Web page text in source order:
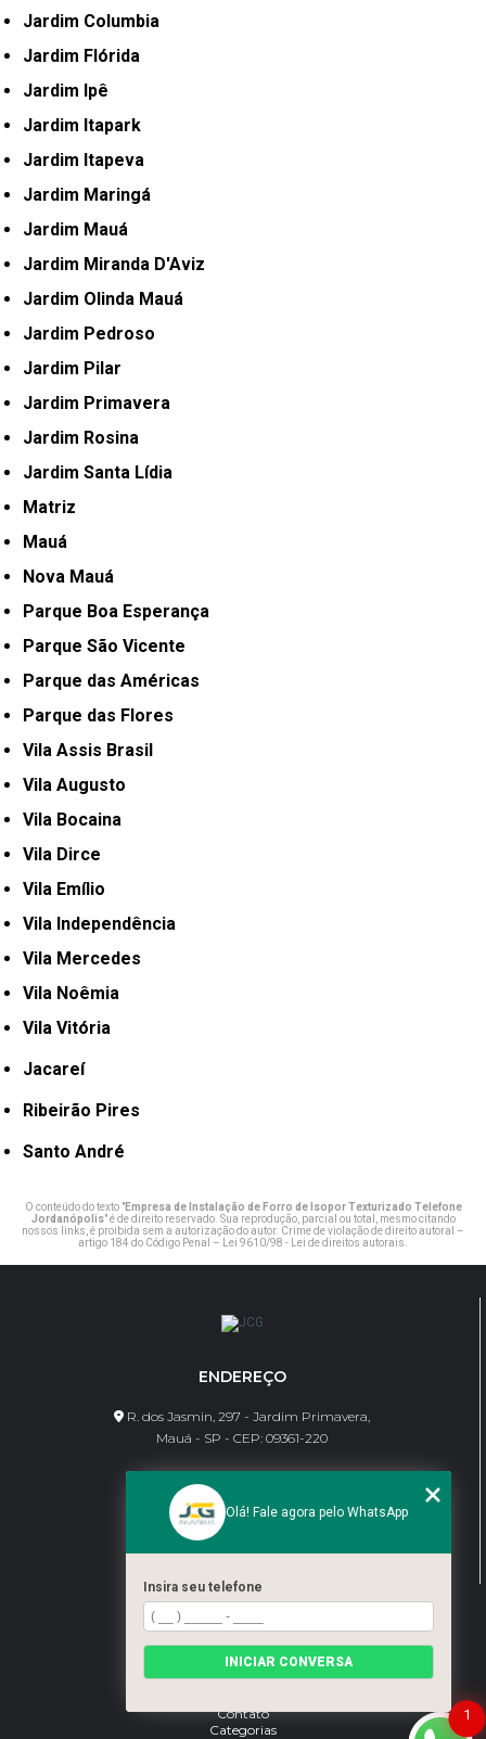
Jardim Columbia
Jardim Flórida
Jardim Ipê
Jardim Itapark
Jardim Itapeva
Jardim Maringá
Jardim Mauá
Jardim Miranda D'Aviz
Jardim Olinda Mauá
Jardim Pedroso
Jardim Pilar
Jardim Primavera
Jardim Rosina
Jardim Santa Lídia
Matriz
Mauá
Nova Mauá
Parque Boa Esperança
Parque São Vicente
Parque das Américas
Parque das Flores
Vila Assis Brasil
Vila Augusto
Vila Bocaina
Vila Dirce
Vila Emílio
Vila Independência
Vila Mercedes
Vila Noêmia
Vila Vitória
Jacareí
Ribeirão Pires
Santo André
O conteúdo do texto "Empresa de Instalação de Forro de Isopor Texturizado Telefone
Jordanópolis" é de direito reservado. Sua reprodução, parcial ou total, mesmo citando
nossos links, é proibida sem a autorização do autor. Crime de violação de direito autoral –
artigo 184 do Código Penal – Lei 9610/98 - Lei de direitos autorais.
ENDEREÇO
R. dos Jasmin, 297 - Jardim Primavera,
Mauá - SP - CEP: 09361-220
CONTATO
(11) 95462-8630
bene@jcgdivisorias.com
Home
Sobre Nós
Serviços
Contato
Categorias
1
Olá! Fale agora pelo WhatsApp
Insira seu telefone
INICIAR CONVERSA